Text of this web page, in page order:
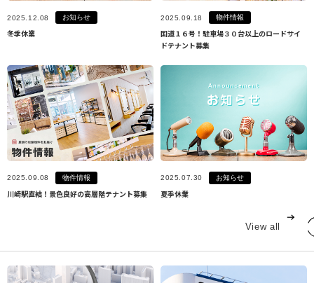
2025.12.08 お知らせ
冬季休業
2025.09.18 物件情報
国道１６号！駐車場３０台以上のロードサイ
ドテナント募集
2025.09.08 物件情報
川崎駅直結！景色良好の高層階テナント募集
2025.07.30 お知らせ
夏季休業
View all